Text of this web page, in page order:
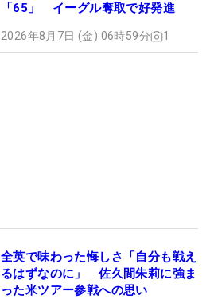
「65」 イーグル奪取で好発進
2026年8月7日 (金) 06時59分 1
全英で味わった悔しさ「自分も戦え
るはずなのに」 佐久間朱莉に強ま
った米ツアー参戦への思い